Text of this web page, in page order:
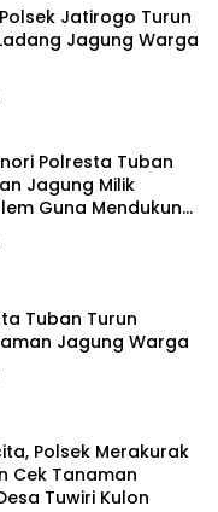
Jatirogo Turun
Jagung Warga
Polresta Tuban
Jagung Milik
Guna Mendukung
Pangan
Tuban Turun
Jagung Warga
Polsek Merakurak
Cek Tanaman
Tuwiri Kulon